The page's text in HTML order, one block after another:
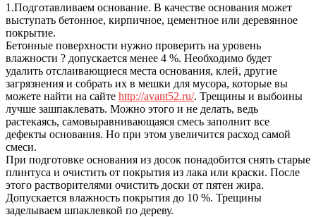
1.Подготавливаем основание. В качестве основания может
выступать бетонное, кирпичное, цементное или деревянное
покрытие.
Бетонные поверхности нужно проверить на уровень
влажности ? допускается менее 4 %. Необходимо будет
удалить отслаивающиеся места основания, клей, другие
загрязнения и собрать их в мешки для мусора, которые вы
можете найти на сайте http://avant52.ru/. Трещины и выбоины
лучше зашпаклевать. Можно этого и не делать, ведь
растекаясь, самовыравнивающаяся смесь заполнит все
дефекты основания. Но при этом увеличится расход самой
смеси.
При подготовке основания из досок понадобится снять старые
плинтуса и очистить от покрытия из лака или краски. После
этого растворителями очистить доски от пятен жира.
Допускается влажность покрытия до 10 %. Трещины
заделываем шпаклевкой по дереву.